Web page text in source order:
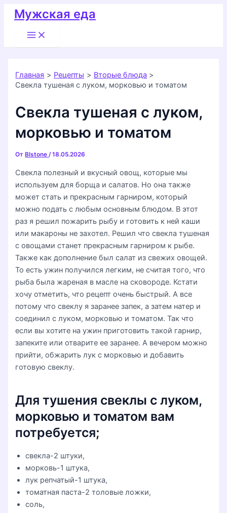
Перейти
содержимому
Мужская еда
Main
Menu
Главная Рецепты
Вторые блюда
Свекла тушеная с луком, морковью и томатом
Свекла тушеная с луком,
морковью и томатом
От Blstone/18.05.2026
Свекла полезный и вкусный овощ, которые мы
используем для борща и салатов. Но она также
может стать и прекрасным гарниром, который
можно подать с любым основным блюдом. В этот
раз я решил пожарить рыбу и готовить к ней каши
или макароны не захотел. Решил что свекла тушеная
с овощами станет прекрасным гарниром к рыбе.
Также как дополнение был салат из свежих овощей.
То есть ужин получился легким, не считая того, что
рыба была жареная в масле на сковороде. Кстати
хочу отметить, что рецепт очень быстрый. А все
потому что свеклу я заранее запек, а затем натер и
соединил с луком, морковью и томатом. Так что
если вы хотите на ужин приготовить такой гарнир,
запеките или отварите ее заранее. А вечером можно
прийти, обжарить лук с морковью и добавить
готовую свеклу.
Для тушения свеклы с луком,
морковью и томатом вам
потребуется;
свекла-2 штуки,
морковь-1 штука,
лук репчатый-1 штука,
томатная паста-2 толовые ложки,
соль,